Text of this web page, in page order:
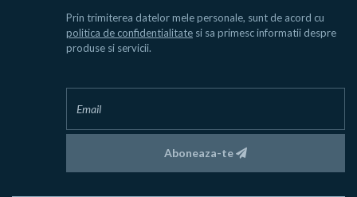
Prin trimiterea datelor mele personale, sunt de acord cu
politica de confidentialitate si sa primesc informatii despre
produse si servicii.
Aboneaza-te